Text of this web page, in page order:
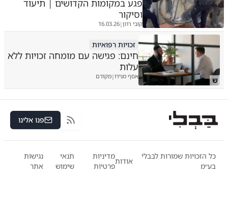
פגע במקומות הקדושים | תיעוד
וסיקור
קובי רוזן|
16.03.26
ש
זכויות רפואיות
חינם: פגישה עם מומחה זכויות ללא
עלות
אסף מגידו|מקודם
RSS פנו אלינו
כל הזכויות שמורות לבבלי
בע״מ
אודות
מדיניות
פרטיות
תנאי
שימוש
נגישות
אתר